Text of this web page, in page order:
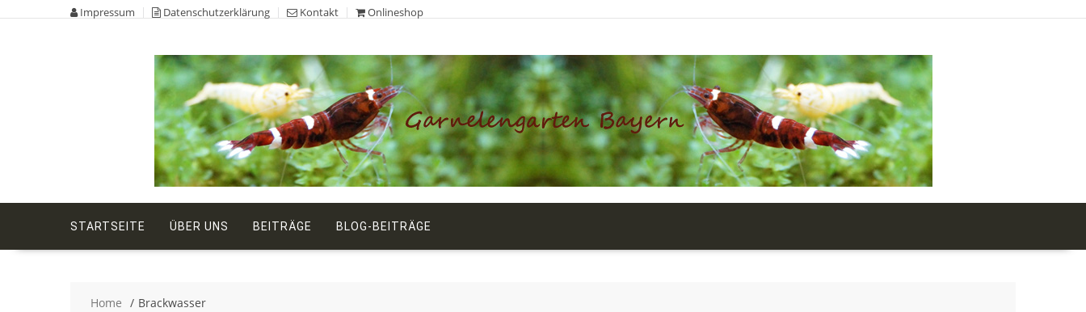
Impressum Datenschutzerklärung Kontakt Onlineshop
STARTSEITE ÜBER UNS BEITRÄGE BLOG-BEITRÄGE
Home Brackwasser